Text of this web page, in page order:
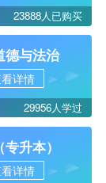
23888人已购买
德与法治
详情
29956人学过
升本）
详情